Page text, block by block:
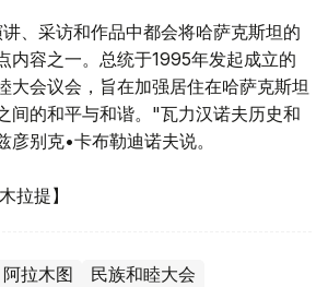
、采访和作品中都会将哈萨克斯坦的
内容之一。总统于1995年发起成立的
大会议会，旨在加强居住在哈萨克斯坦
间的和平与和谐。"瓦力汉诺夫历史和
彦别克•卡布勒迪诺夫说。
拉提】
阿拉木图 民族和睦大会